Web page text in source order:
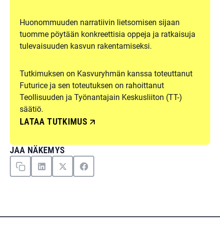
Huonommuuden narratiivin lietsomisen sijaan
tuomme pöytään konkreettisia oppeja ja ratkaisuja
tulevaisuuden kasvun rakentamiseksi.
Tutkimuksen on Kasvuryhmän kanssa toteuttanut
Futurice ja sen toteutuksen on rahoittanut
Teollisuuden ja Työnantajain Keskusliiton (TT-)
säätiö.
LATAA TUTKIMUS
JAA NÄKEMYS